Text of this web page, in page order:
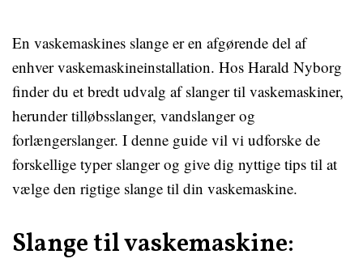
En vaskemaskines slange er en afgørende del af
enhver vaskemaskineinstallation. Hos Harald Nyborg
finder du et bredt udvalg af slanger til vaskemaskiner,
herunder tilløbsslanger, vandslanger og
forlængerslanger. I denne guide vil vi udforske de
forskellige typer slanger og give dig nyttige tips til at
vælge den rigtige slange til din vaskemaskine.
Slange til vaskemaskine: